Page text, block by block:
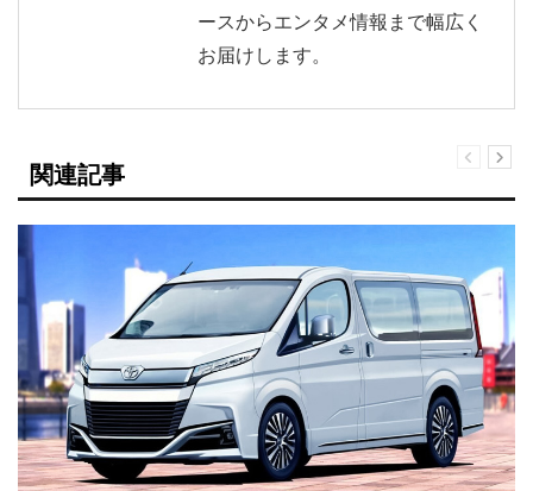
ースからエンタメ情報まで幅広く
お届けします。
関連記事